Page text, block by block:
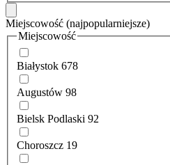
Miejscowość (najpopularniejsze)
Miejscowość
Białystok 678
Augustów 98
Bielsk Podlaski 92
Choroszcz 19